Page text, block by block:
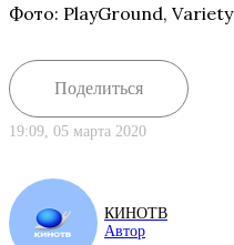
Фото: PlayGround, Variety
Поделиться
19:09, 05 марта 2020
КИНОТВ
Автор